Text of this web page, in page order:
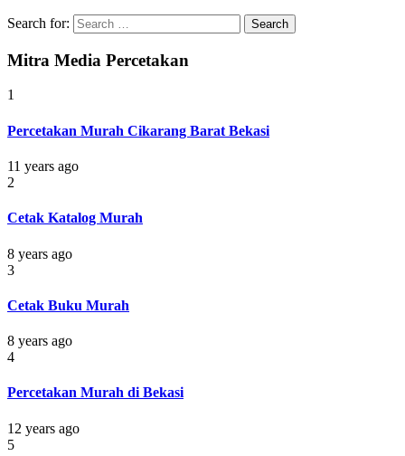
Search for:
Mitra Media Percetakan
1
Percetakan Murah Cikarang Barat Bekasi
11 years ago
2
Cetak Katalog Murah
8 years ago
3
Cetak Buku Murah
8 years ago
4
Percetakan Murah di Bekasi
12 years ago
5